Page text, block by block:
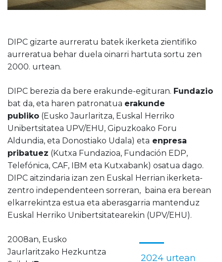
DIPC gizarte aurreratu batek ikerketa zientifiko
aurreratua behar duela oinarri hartuta sortu zen
2000. urtean.
DIPC berezia da bere erakunde-egituran. Fundazio
bat da, eta haren patronatua erakunde
publiko (Eusko Jaurlaritza, Euskal Herriko
Unibertsitatea UPV/EHU, Gipuzkoako Foru
Aldundia, eta Donostiako Udala) eta enpresa
pribatuez (Kutxa Fundazioa, Fundación EDP,
Telefónica, CAF, IBM eta Kutxabank) osatua dago.
DIPC aitzindaria izan zen Euskal Herrian ikerketa-
zentro independenteen sorreran, baina era berean
elkarrekintza estua eta aberasgarria mantenduz
Euskal Herriko Unibertsitatearekin (UPV/EHU).
2024 urtean
2008an, Eusko
Jaurlaritzako Hezkuntza